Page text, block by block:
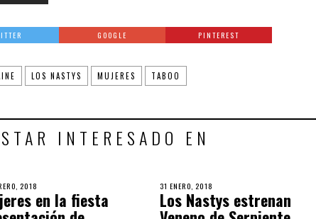
GOOGLE PINTEREST
LOS NASTYS MUJERES TABOO
INTERESADO EN
2018
en la fiesta
31 ENERO, 2018
Los Nastys estrenan